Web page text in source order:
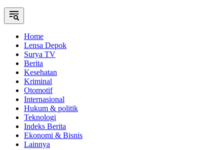
Home
Lensa Depok
Surya TV
Berita
Kesehatan
Kriminal
Otomotif
Internasional
Hukum & politik
Teknologi
Indeks Berita
Ekonomi & Bisnis
Lainnya